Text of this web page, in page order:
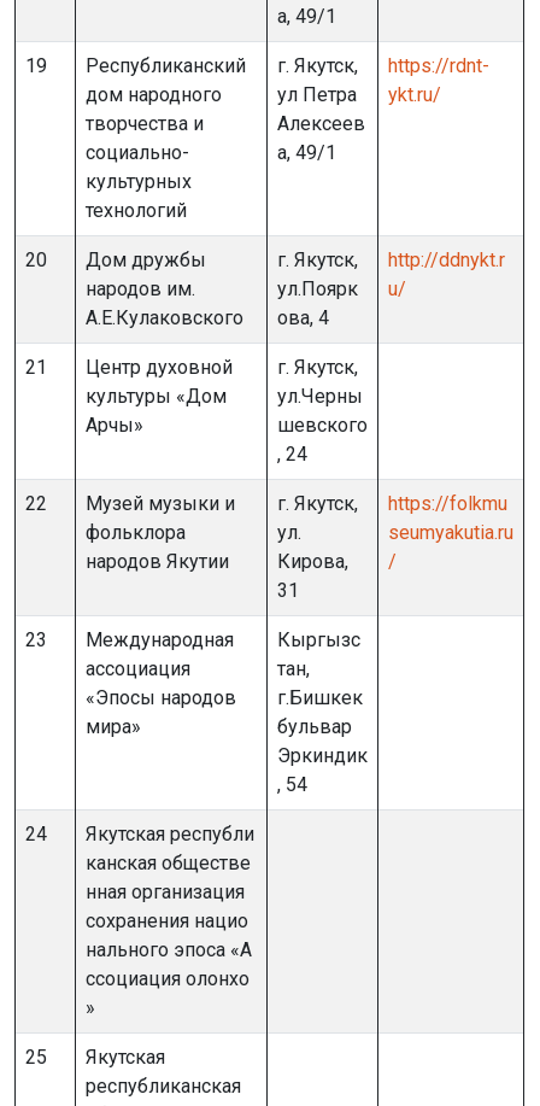
а, 49/1
19
Республиканский
дом народного
творчества и
социально-
культурных
технологий
г. Якутск,
ул Петра
Алексеев
а, 49/1
https://rdnt-
ykt.ru/
20
Дом дружбы
народов им.
А.Е.Кулаковского
г. Якутск,
ул.Поярк
ова, 4
http://ddnykt.r
u/
21
Центр духовной
культуры «Дом
Арчы»
г. Якутск,
ул.Черны
шевского
, 24
22
Музей музыки и
фольклора
народов Якутии
г. Якутск,
ул.
Кирова,
31
https://folkmu
seumyakutia.ru
/
23
Международная
ассоциация
«Эпосы народов
мира»
Кыргызс
тан,
г.Бишкек
бульвар
Эркиндик
, 54
24
Якутская республи
канская обществе
нная организация
сохранения нацио
нального эпоса «А
ссоциация олонхо
»
25
Якутская
республиканская